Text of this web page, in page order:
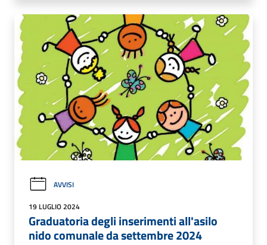
AVVISI
19 LUGLIO 2024
Graduatoria degli inserimenti all'asilo
nido comunale da settembre 2024